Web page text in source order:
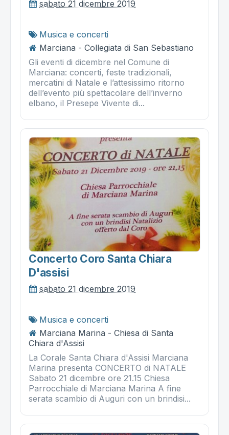
sabato 21 dicembre 2019
Musica e concerti
Marciana - Collegiata di San Sebastiano
Gli eventi di dicembre nel Comune di
Marciana: concerti, feste tradizionali,
mercatini di Natale e l’attesissimo ritorno
dell’evento più spettacolare dell’inverno
elbano, il Presepe Vivente di...
Concerto Coro Santa Chiara
D'assisi
sabato 21 dicembre 2019
Musica e concerti
Marciana Marina - Chiesa di Santa
Chiara d'Assisi
La Corale Santa Chiara d'Assisi Marciana
Marina presenta CONCERTO di NATALE
Sabato 21 dicembre ore 21.15 Chiesa
Parrocchiale di Marciana Marina A fine
serata scambio di Auguri con un brindisi...